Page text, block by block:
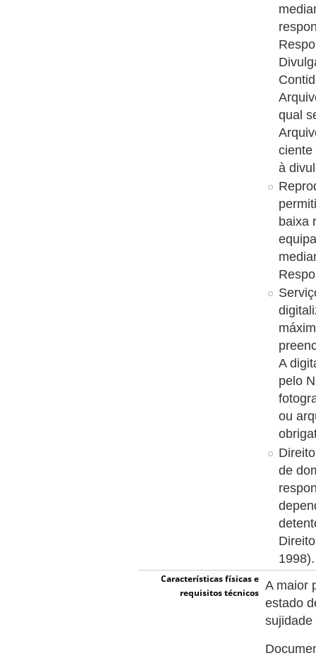
qual
ciente
à
baixa
A
pelo
ou
de
1998).
Características físicas e
requisitos técnicos
A maior
estado